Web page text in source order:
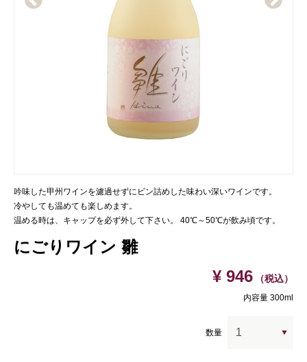
吟味した甲州ワインを濾過せずにビン詰めした味わい深いワインです。
冷やしても温めても楽しめます。
温める時は、キャップを必ず外して下さい。 40℃～50℃が飲み頃です。
にごりワイン 雛
¥ 946
（税込）
内容量 300ml
数量